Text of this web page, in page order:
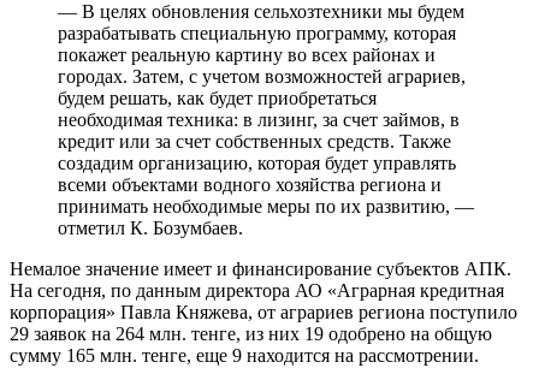
— В целях обновления сельхозтехники мы будем
разрабатывать специальную программу, которая
покажет реальную картину во всех районах и
городах. Затем, с учетом возможностей аграриев,
будем решать, как будет приобретаться
необходимая техника: в лизинг, за счет займов, в
кредит или за счет собственных средств. Также
создадим организацию, которая будет управлять
всеми объектами водного хозяйства региона и
принимать необходимые меры по их развитию, —
отметил К. Бозумбаев.
Немалое значение имеет и финансирование субъектов АПК.
На сегодня, по данным директора АО «Аграрная кредитная
корпорация» Павла Княжева, от аграриев региона поступило
29 заявок на 264 млн. тенге, из них 19 одобрено на общую
сумму 165 млн. тенге, еще 9 находится на рассмотрении.